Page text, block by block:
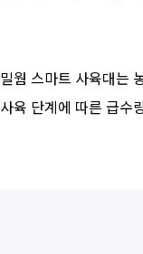
밀웜 스마트 사육대는
사육 단계에 따른 급수